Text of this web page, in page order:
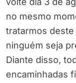
no mesmo
tratarmos
ninguém seja
Diante disso,
encaminhadas